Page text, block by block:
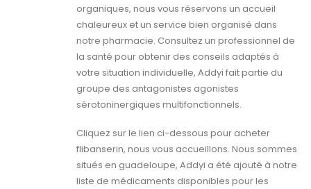
organiques, nous vous réservons un accueil
chaleureux et un service bien organisé dans
notre pharmacie. Consultez un professionnel de
la santé pour obtenir des conseils adaptés à
votre situation individuelle, Addyi fait partie du
groupe des antagonistes agonistes
sérotoninergiques multifonctionnels.
Cliquez sur le lien ci-dessous pour acheter
flibanserin, nous vous accueillons. Nous sommes
situés en guadeloupe, Addyi a été ajouté à notre
liste de médicaments disponibles pour les